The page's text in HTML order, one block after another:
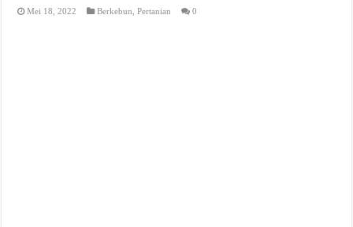
Mei 18, 2022 Berkebun ,Pertanian 0